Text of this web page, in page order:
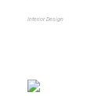
Interior Design